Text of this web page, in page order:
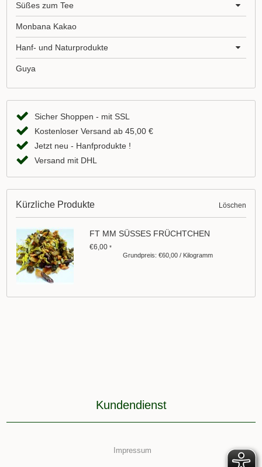
Süßes zum Tee
Monbana Kakao
Hanf- und Naturprodukte
Guya
Sicher Shoppen - mit SSL
Kostenloser Versand ab 45,00 €
Jetzt neu - Hanfprodukte !
Versand mit DHL
Kürzliche Produkte Löschen
FT MM SÜSSES FRÜCHTCHEN
€6,00*
Grundpreis: €60,00 / Kilogramm
Kundendienst
Impressum